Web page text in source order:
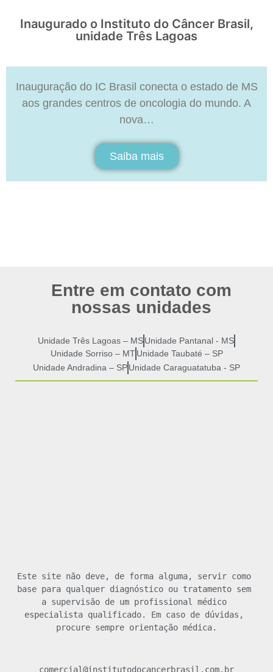
Inaugurado o Instituto do Câncer Brasil,
unidade Três Lagoas
Inauguração do IC Brasil conecta o estado de MS
aos grandes centros de oncologia do mundo. A
nova…
Saiba mais
Entre em contato com
nossas unidades
Unidade Três Lagoas – MSUnidade Pantanal - MS
Unidade Sorriso – MT Unidade Taubaté – SP
Unidade Andradina – SPUnidade Caraguatatuba - SP
Este site não deve, de forma alguma, servir como
base para qualquer diagnóstico ou tratamento sem
a supervisão de um profissional médico
especialista qualificado. Em caso de dúvidas,
procure sempre orientação médica.
comercial@institutodocancerbrasil.com.br